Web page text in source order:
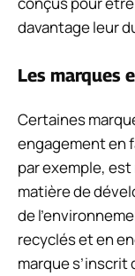
davantage leur
Les marques
Certaines
engagement en
par exemple,
matière de
de
recyclés et en
marque s’inscrit